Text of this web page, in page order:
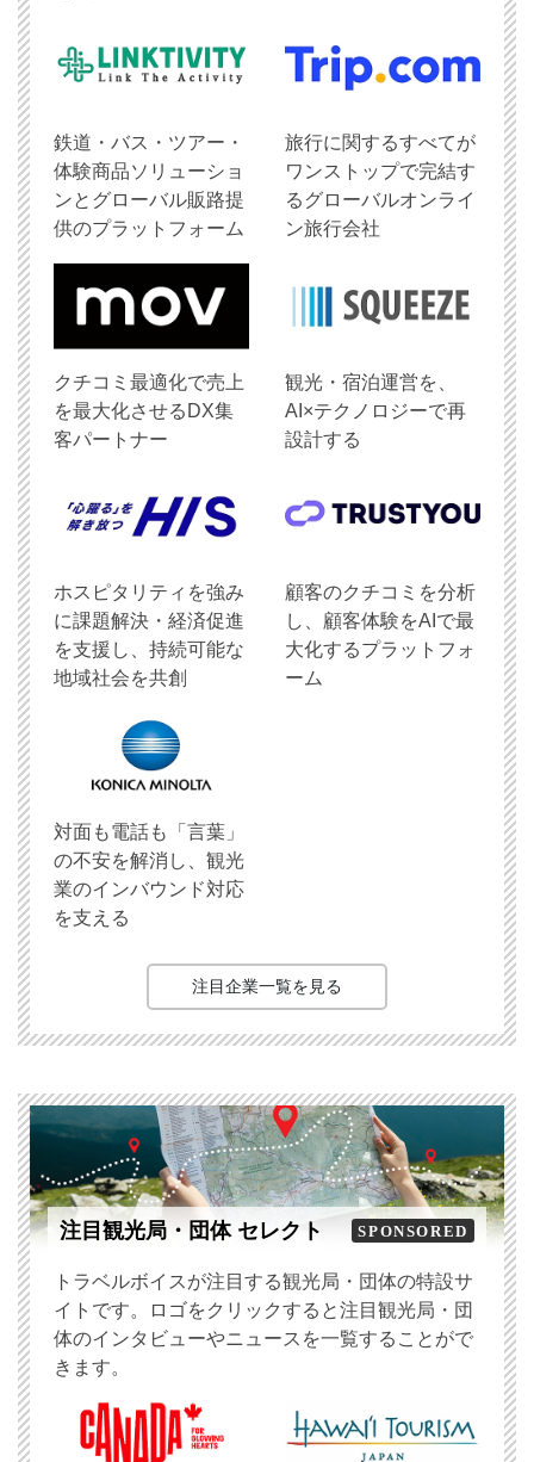
鉄道・バス・ツアー・
体験商品ソリューショ
ンとグローバル販路提
供のプラットフォーム
旅行に関するすべてが
ワンストップで完結す
るグローバルオンライ
ン旅行会社
クチコミ最適化で売上
を最大化させるDX集
客パートナー
観光・宿泊運営を、
AI×テクノロジーで再
設計する
ホスピタリティを強み
に課題解決・経済促進
を支援し、持続可能な
地域社会を共創
顧客のクチコミを分析
し、顧客体験をAIで最
大化するプラットフォ
ーム
対面も電話も「言葉」
の不安を解消し、観光
業のインバウンド対応
を支える
注目企業一覧を見る
注目観光局・団体 セレクト SPONSORED
トラベルボイスが注目する観光局・団体の特設サ
イトです。ロゴをクリックすると注目観光局・団
体のインタビューやニュースを一覧することがで
きます。